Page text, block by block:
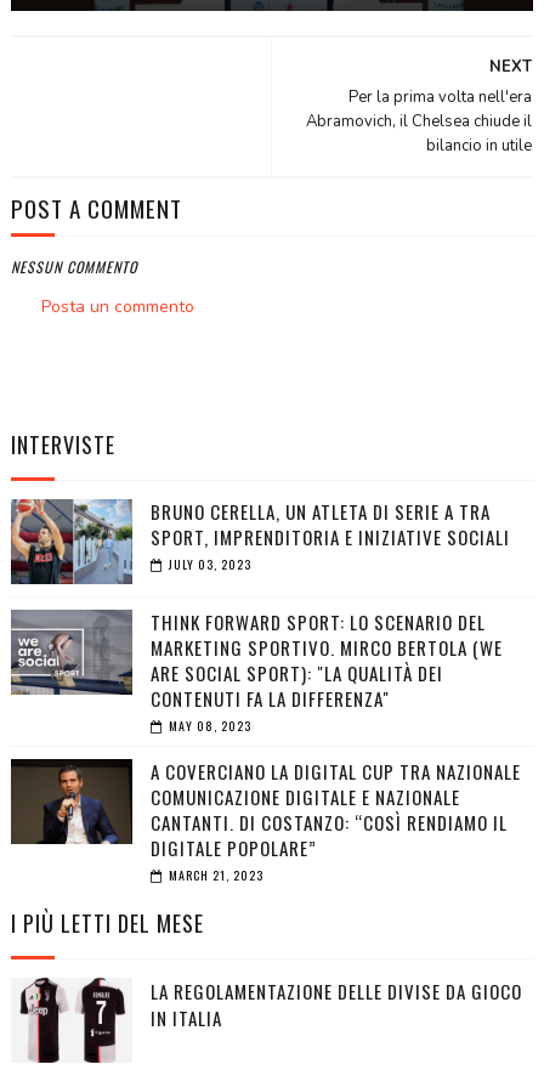
NEXT
Per la prima volta nell'era
Abramovich, il Chelsea chiude il
bilancio in utile
POST A COMMENT
NESSUN COMMENTO
Posta un commento
INTERVISTE
BRUNO CERELLA, UN ATLETA DI SERIE A TRA
SPORT, IMPRENDITORIA E INIZIATIVE SOCIALI
JULY 03, 2023
THINK FORWARD SPORT: LO SCENARIO DEL
MARKETING SPORTIVO. MIRCO BERTOLA (WE
ARE SOCIAL SPORT): "LA QUALITÀ DEI
CONTENUTI FA LA DIFFERENZA"
MAY 08, 2023
A COVERCIANO LA DIGITAL CUP TRA NAZIONALE
COMUNICAZIONE DIGITALE E NAZIONALE
CANTANTI. DI COSTANZO: “COSÌ RENDIAMO IL
DIGITALE POPOLARE”
MARCH 21, 2023
I PIÙ LETTI DEL MESE
LA REGOLAMENTAZIONE DELLE DIVISE DA GIOCO
IN ITALIA